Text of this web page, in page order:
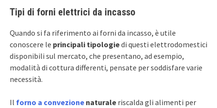
Tipi di forni elettrici da incasso
Quando si fa riferimento ai forni da incasso, è utile
conoscere le principali tipologiedi questi elettrodomestici
disponibili sul mercato, che presentano, ad esempio,
modalità di cottura differenti, pensate per soddisfare varie
necessità.
Il forno a convezione naturale riscalda gli alimenti per